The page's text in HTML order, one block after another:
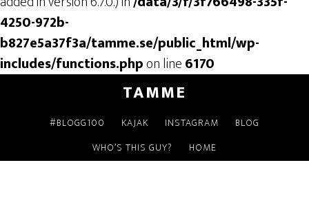
4250-972b-
b827e5a37f3a/tamme.se/public_html/wp-
includes/functions.phpon line6170
TAMME
#BLOGG100 KAJAK INSTAGRAM
BLOG
WHO’S THIS GUY?
HOME